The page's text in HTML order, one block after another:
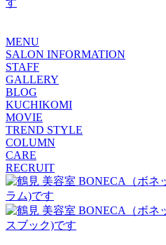
MENU
SALON INFORMATION
STAFF
GALLERY
BLOG
KUCHIKOMI
MOVIE
TREND STYLE
COLUMN
CARE
RECRUIT